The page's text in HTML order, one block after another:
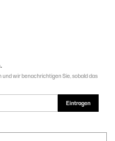
und wir benachrichtigen Sie, sobald das
Eintragen